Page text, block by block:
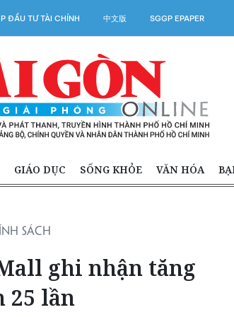
ĐẦU TƯ TÀI CHÍNH 中文版 SGGP EPAPER
GIÁO DỤC SỐNG KHỎE VĂN HÓA
SÁCH
ghi nhận tăng
25 lần